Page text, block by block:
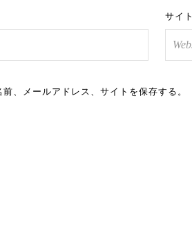
サイト
、メールアドレス、サイトを保存する。